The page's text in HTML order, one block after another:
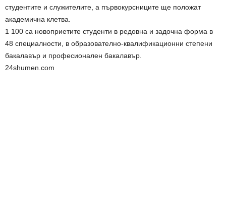
студентите и служителите, а първокурсниците ще положат
академична клетва.
1 100 са новоприетите студенти в редовна и задочна форма в
48 специалности, в образователно-квалификационни степени
бакалавър и професионален бакалавър.
24shumen.com